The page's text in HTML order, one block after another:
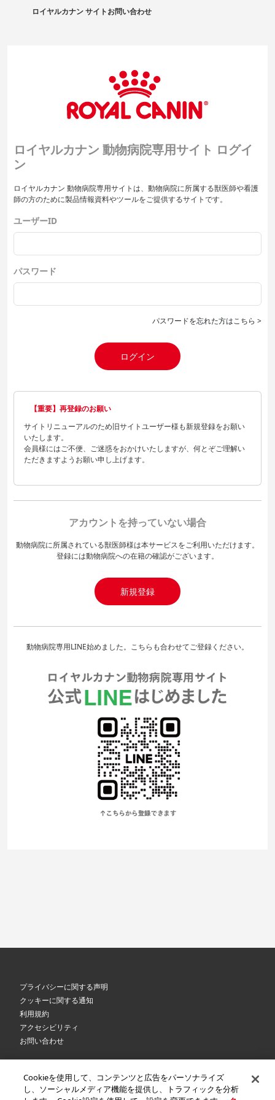
ロイヤルカナン サイトお問い合わせ
ロイヤルカナン 動物病院専用サイト ログイ
ン
ロイヤルカナン 動物病院専用サイトは、動物病院に所属する獣医師や看護
師の方のために製品情報資料やツールをご提供するサイトです。
ユーザーID
パスワード
パスワードを忘れた方はこちら >
ログイン
【重要】再登録のお願い
サイトリニューアルのため旧サイトユーザー様も新規登録をお願い
いたします。
会員様にはご不便、ご迷惑をおかけいたしますが、何とぞご理解い
ただきますようお願い申し上げます。
アカウントを持っていない場合
動物病院に所属されている獣医師様は本サービスをご利用いただけます。
登録には動物病院への在籍の確認がございます。
新規登録
動物病院専用LINE始めました。こちらも合わせてご登録ください。
プライバシーに関する声明
クッキーに関する通知
利用規約
アクセシビリティ
お問い合わせ
2026 Royal Canin SAS. All rights reserved. An Affiliate of Mars, Incorporated.
Cookieを使用して、コンテンツと広告をパーソナライズ
し、ソーシャルメディア機能を提供し、トラフィックを分析